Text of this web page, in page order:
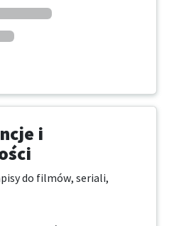
i
do filmów, seriali,